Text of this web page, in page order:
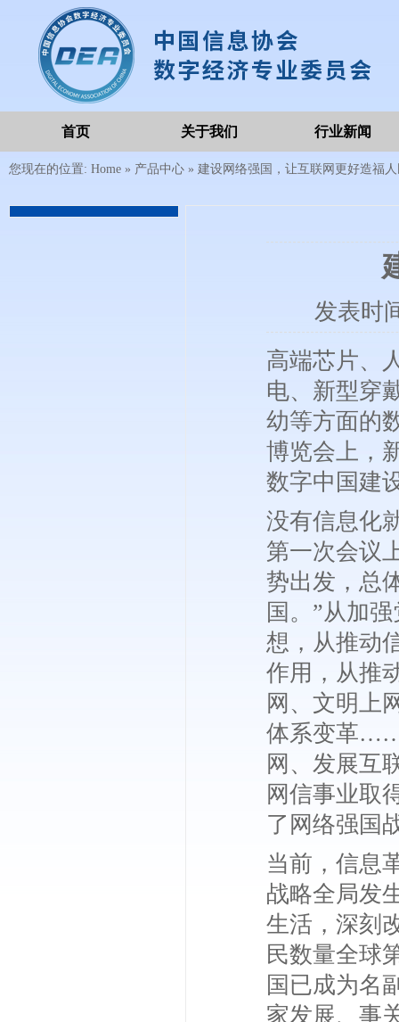
首页 关于我们 行业新闻
您现在的位置: Home » 产品中心 » 建设网络强国，让互联网更好造福
发表时
高端芯片、
电、新型穿
幼等方面的
博览会上，
数字中国建
没有信息化
第一次会议
势出发，总
国。”从加
想，从推动
作用，从推
网、文明上
体系变革……
网、发展互
网信事业取
了网络强国
当前，信息
战略全局发
生活，深刻
民数量全球
国已成为名
家发展、事